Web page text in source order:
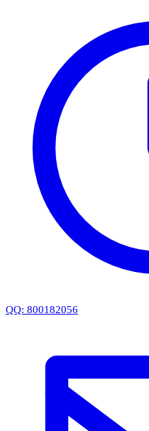
QQ: 800182056